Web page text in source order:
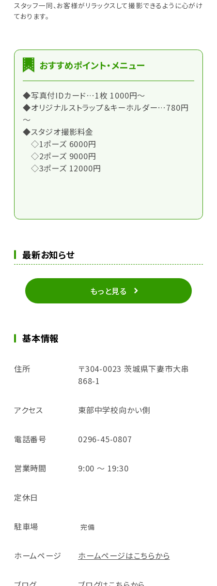
スタッフ一同、お客様がリラックスして撮影できるように心がけ
ております。
おすすめポイント・メニュー
◆写真付IDカード…1枚 1000円～
◆オリジナルストラップ＆キーホルダー…780円
～
◆スタジオ撮影料金
◇1ポーズ 6000円
◇2ポーズ 9000円
◇3ポーズ 12000円
最新お知らせ
もっと見る
基本情報
住所
〒304-0023 茨城県下妻市大串
868-1
アクセス 東部中学校向かい側
電話番号 0296-45-0807
営業時間 9:00 ～ 19:30
定休日
駐車場 完備
ホームページ ホームページはこちらから